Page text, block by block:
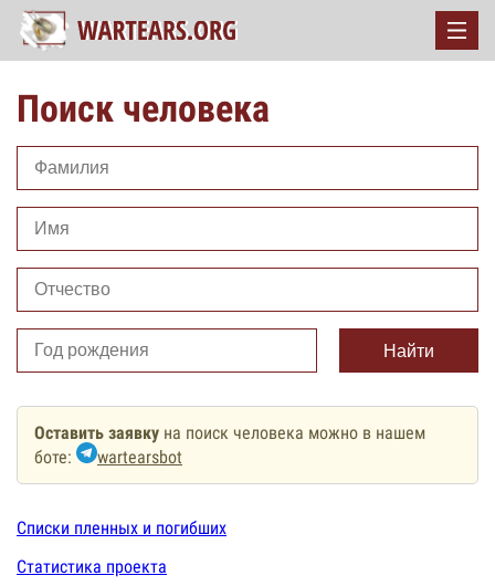
Поиск человека
Найти
Оставить заявку на поиск человека можно в нашем
боте:
wartearsbot
Списки пленных и погибших
Статистика проекта